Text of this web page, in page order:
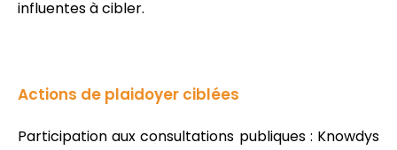
influentes à cibler.
Actions de plaidoyer ciblées
Participation aux consultations publiques : Knowdys